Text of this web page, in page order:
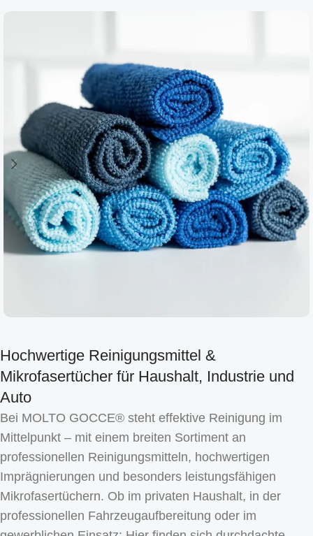
Hochwertige Reinigungsmittel &
Mikrofasertücher für Haushalt, Industrie und
Auto
Bei MOLTO GOCCE® steht effektive Reinigung im
Mittelpunkt – mit einem breiten Sortiment an
professionellen Reinigungsmitteln, hochwertigen
Imprägnierungen und besonders leistungsfähigen
Mikrofasertüchern. Ob im privaten Haushalt, in der
professionellen Fahrzeugaufbereitung oder im